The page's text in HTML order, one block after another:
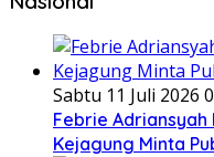
Sabtu 11 Juli 2026
Febrie Adriansyah
Kejagung Minta